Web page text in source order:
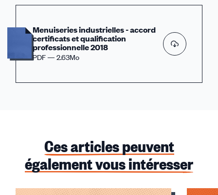
Menuiseries industrielles - accord
certificats et qualification
professionnelle 2018
PDF — 2.63Mo
Ces articles peuvent
également vous intéresser